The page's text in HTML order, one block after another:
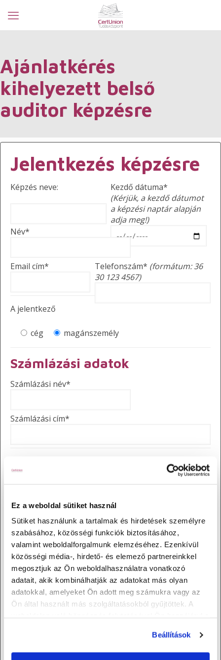
Ez a weboldal sütiket használ
Sütiket használunk a tartalmak és hirdetések személyre
szabásához, közösségi funkciók biztosításához,
valamint weboldalforgalmunk elemzéséhez. Ezenkívül
közösségi média-, hirdető- és elemező partnereinkkel
megosztjuk az Ön weboldalhasználatra vonatkozó
adatait, akik kombinálhatják az adatokat más olyan
adatokkal, amelyeket Ön adott meg számukra vagy az
Ön által használt más szolgáltatásokból gyűjtöttek. A
Beállítások
Ajánlatkérés
kihelyezett belső
auditor képzésre
Jelentkezés képzésre
Képzés neve:
Kezdő dátuma*
(Kérjük, a kezdő dátumot
a képzési naptár alapján
adja meg!)
Név*
Email cím* Telefonszám* (formátum: 36
30 123 4567)
A jelentkező
cég magánszemély
Számlázási adatok
Számlázási név*
Számlázási cím*
Vezető auditor képzés
Információbiztonsági képzés
ESG képzés
Üzenet